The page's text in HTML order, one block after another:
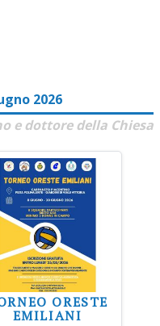
2026
e dottore della Chiesa
ORESTE
EMILIANI